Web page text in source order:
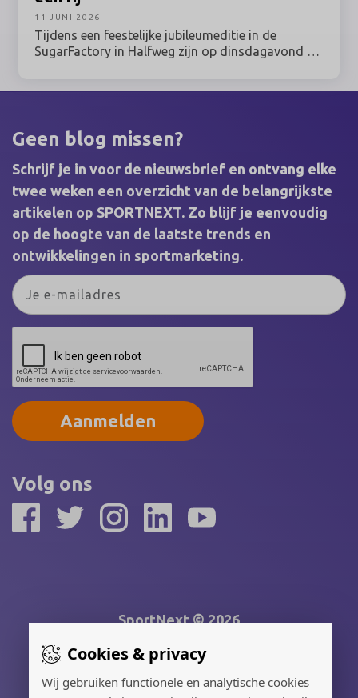
Cookies & privacy
Wij gebruiken functionele en analytische cookies
Tijdens een feestelijke jubileumeditie in de
SugarFactory in Halfweg zijn op dinsdagavond 9
voor de uitreiking van de belangrijkste vakprijzen
binnen het Nederlandse sponsorvakgebied.
11 JUNI 2026
Geen blog missen?
Schrijf je in voor de nieuwsbrief en ontvang elke
twee weken een overzicht van de belangrijkste
artikelen op SPORTNEXT. Zo blijf je eenvoudig
op de hoogte van de laatste trends en
ontwikkelingen in sportmarketing.
Aanmelden
Volg ons
SportNext © 2026
Gerealiseerd door: